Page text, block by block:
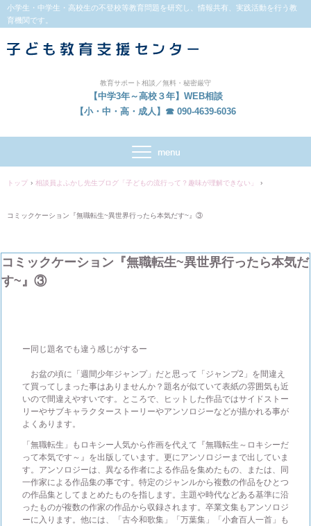
小学生・中学生・高校生の不登校等教育問題を研究し、情報共有、実践活動を行う教
育機関です。
教育サポート相談／無料・秘密厳守
【中学3年～高校３年】WEB相談
【小・中・高・成人】☎ 090-4639-6036
トップ › 相談員よふかし先生ブログ「子どもの流行って？趣味が理解できない」 ›
コミックケーション『無職転生~異世界行ったら本気だす~』③
コミックケーション『無職転生~異世界行ったら本気だ
す~』③
ー同じ題名でも違う感じがするー
お盆の頃に「週間少年ジャンプ」だと思って「ジャンプ2」を間違え
て買ってしまった事はありませんか？題名が似ていて表紙の雰囲気も近
いので間違えやすいです。ところで、ヒットした作品ではサイドストー
リーやサブキャラクターストーリーやアンソロジーなどが描かれる事が
よくあります。
「無職転生」もロキシー人気から作画を代えて『無職転生～ロキシーだ
って本気です～』を出版しています。更にアンソロジーまで出していま
す。アンソロジーは、異なる作者による作品を集めたもの、または、同
一作家による作品集の事です。特定のジャンルから複数の作品をひとつ
の作品集としてまとめたものを指します。主題や時代などある基準に沿
ったものが複数の作家の作品から収録されます。卒業文集もアンソロジ
ーに入ります。他には、「古今和歌集」「万葉集」「小倉百人一首」も